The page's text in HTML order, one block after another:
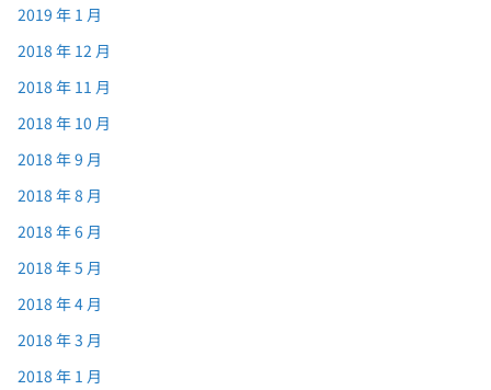
2019 年 1 月
2018 年 12 月
2018 年 11 月
2018 年 10 月
2018 年 9 月
2018 年 8 月
2018 年 6 月
2018 年 5 月
2018 年 4 月
2018 年 3 月
2018 年 1 月